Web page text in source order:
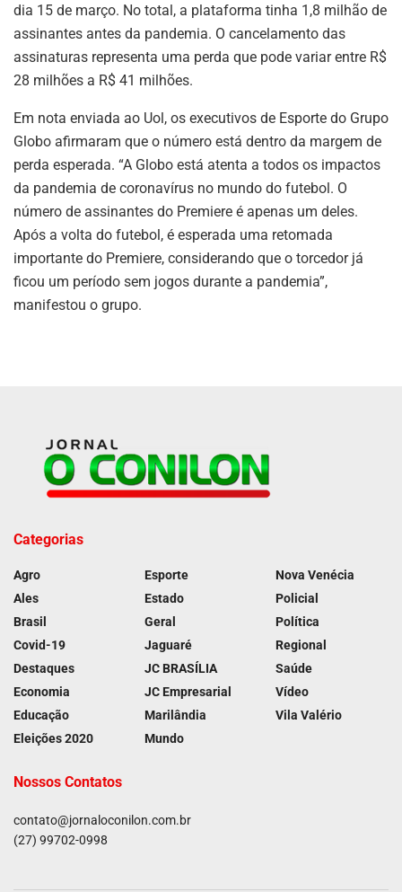
dia 15 de março. No total, a plataforma tinha 1,8 milhão de
assinantes antes da pandemia. O cancelamento das
assinaturas representa uma perda que pode variar entre R$
28 milhões a R$ 41 milhões.
Em nota enviada ao Uol, os executivos de Esporte do Grupo
Globo afirmaram que o número está dentro da margem de
perda esperada. “A Globo está atenta a todos os impactos
da pandemia de coronavírus no mundo do futebol. O
número de assinantes do Premiere é apenas um deles.
Após a volta do futebol, é esperada uma retomada
importante do Premiere, considerando que o torcedor já
ficou um período sem jogos durante a pandemia”,
manifestou o grupo.
Categorias
Agro
Ales
Brasil
Covid-19
Destaques
Economia
Educação
Eleições 2020
Esporte
Estado
Geral
Jaguaré
JC BRASÍLIA
JC Empresarial
Marilândia
Mundo
Nova Venécia
Policial
Política
Regional
Saúde
Vídeo
Vila Valério
Nossos Contatos
contato@jornaloconilon.com.br
(27) 99702-0998